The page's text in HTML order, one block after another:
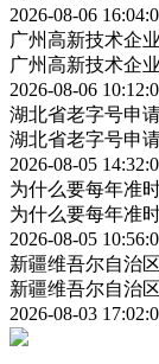
2026-08-06
广州高新技术企
广州高新技术企
2026-08-06
湖北省老字号申
湖北省老字号申
2026-08-05
为什么要每年准
为什么要每年准
2026-08-05
新疆维吾尔自治
新疆维吾尔自治
2026-08-03